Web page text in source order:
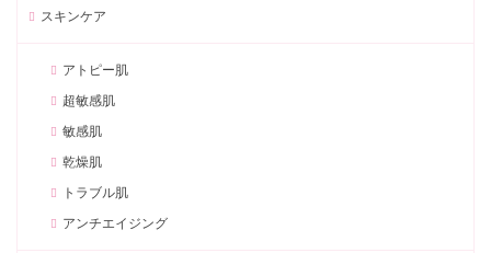
スキンケア
アトピー肌
超敏感肌
敏感肌
乾燥肌
トラブル肌
アンチエイジング